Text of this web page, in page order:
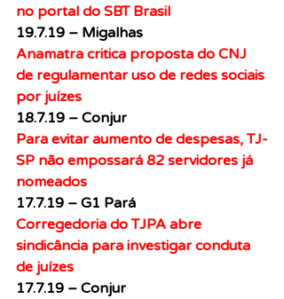
no portal do SBT Brasil
19.7.19 – Migalhas
Anamatra critica proposta do CNJ
de regulamentar uso de redes sociais
por juízes
18.7.19 – Conjur
Para evitar aumento de despesas, TJ-
SP não empossará 82 servidores já
nomeados
17.7.19 – G1 Pará
Corregedoria do TJPA abre
sindicância para investigar conduta
de juízes
17.7.19 – Conjur